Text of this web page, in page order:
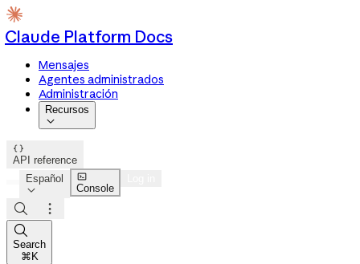
Claude Platform Docs
Mensajes
Agentes administrados
Administración
Recursos


API reference
Español


Console



Search
⌘K